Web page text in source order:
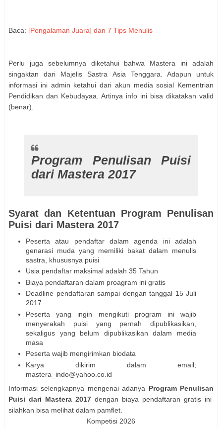
Baca: [Pengalaman Juara] dan 7 Tips Menulis
Perlu juga sebelumnya diketahui bahwa Mastera ini adalah
singaktan dari Majelis Sastra Asia Tenggara. Adapun untuk
informasi ini admin ketahui dari akun media sosial Kementrian
Pendidikan dan Kebudayaa. Artinya info ini bisa dikatakan valid
(benar).
Program Penulisan Puisi
dari Mastera 2017
Syarat dan Ketentuan Program Penulisan
Puisi dari Mastera 2017
Peserta atau pendaftar dalam agenda ini adalah
genarasi muda yang memiliki bakat dalam menulis
sastra, khususnya puisi
Usia pendaftar maksimal adalah 35 Tahun
Biaya pendaftaran dalam proagram ini gratis
Deadline pendaftaran sampai dengan tanggal 15 Juli
2017
Peserta yang ingin mengikuti program ini wajib
menyerakah puisi yang pernah dipublikasikan,
sekaligus yang belum dipublikasikan dalam media
masa
Peserta wajib mengirimkan biodata
Karya dikirim dalam email;
mastera_indo@yahoo.co.id
Informasi selengkapnya mengenai adanya Program Penulisan
Puisi dari Mastera 2017 dengan biaya pendaftaran gratis ini
silahkan bisa melihat dalam pamflet.
Kompetisi 2026